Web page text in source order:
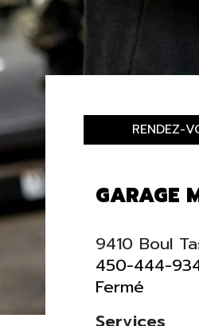
RENDEZ-
GARAGE
9410 Boul
450-444-
Fermé